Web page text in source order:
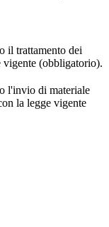
il trattamento dei
(obbligatorio).
l'invio di materiale
la legge vigente